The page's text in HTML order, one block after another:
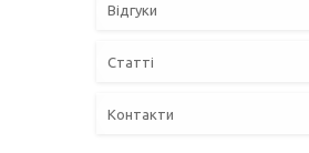
Відгуки
Статті
Контакти